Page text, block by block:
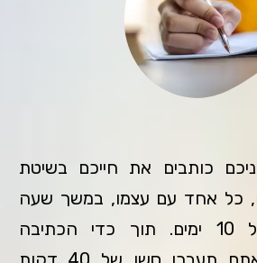
כותבים את חייכם בשיטת
כל אחד עם עצמו, במשך שעה
ביום, בממוצע של 10 ימים. תוך כדי הכתיבה